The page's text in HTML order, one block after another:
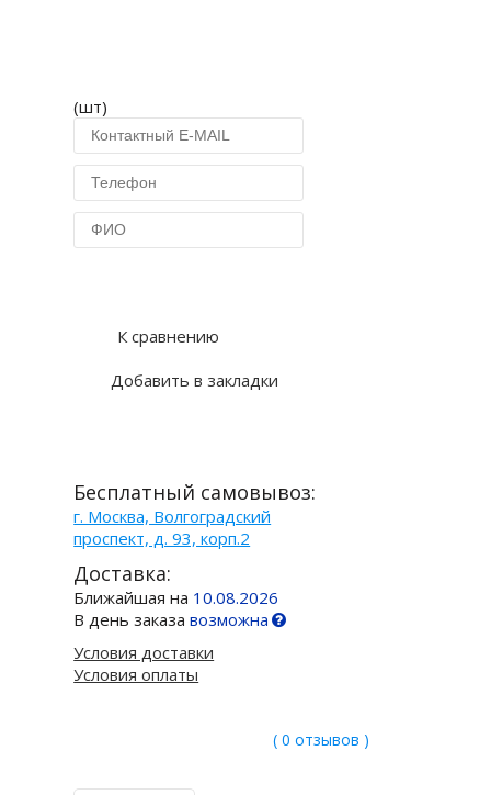
(шт)
К сравнению
Добавить в закладки
Бесплатный самовывоз:
г. Москва, Волгоградский
проспект, д. 93, корп.2
Доставка:
Ближайшая на 10.08.2026
В день заказавозможна
Условия доставки
Условия оплаты
( 0 отзывов )